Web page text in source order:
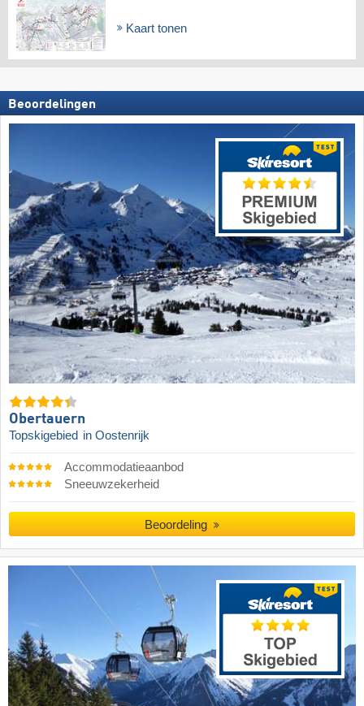
Kaart tonen
Beoordelingen
Obertauern
Topskigebied in Oostenrijk
Accommodatieaanbod
Sneeuwzekerheid
Beoordeling